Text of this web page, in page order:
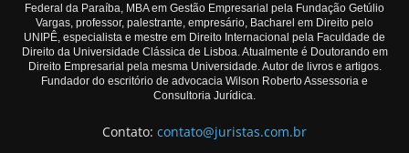
Federal da Paraíba, MBA em Gestão Empresarial pela Fundação Getúlio
Vargas, professor, palestrante, empresário, Bacharel em Direito pelo
UNIPÊ, especialista e mestre em Direito Internacional pela Faculdade de
Direito da Universidade Clássica de Lisboa. Atualmente é Doutorando em
Direito Empresarial pela mesma Universidade. Autor de livros e artigos.
Fundador do escritório de advocacia Wilson Roberto Assessoria e
Consultoria Jurídica.
Contato: contato@juristas.com.br